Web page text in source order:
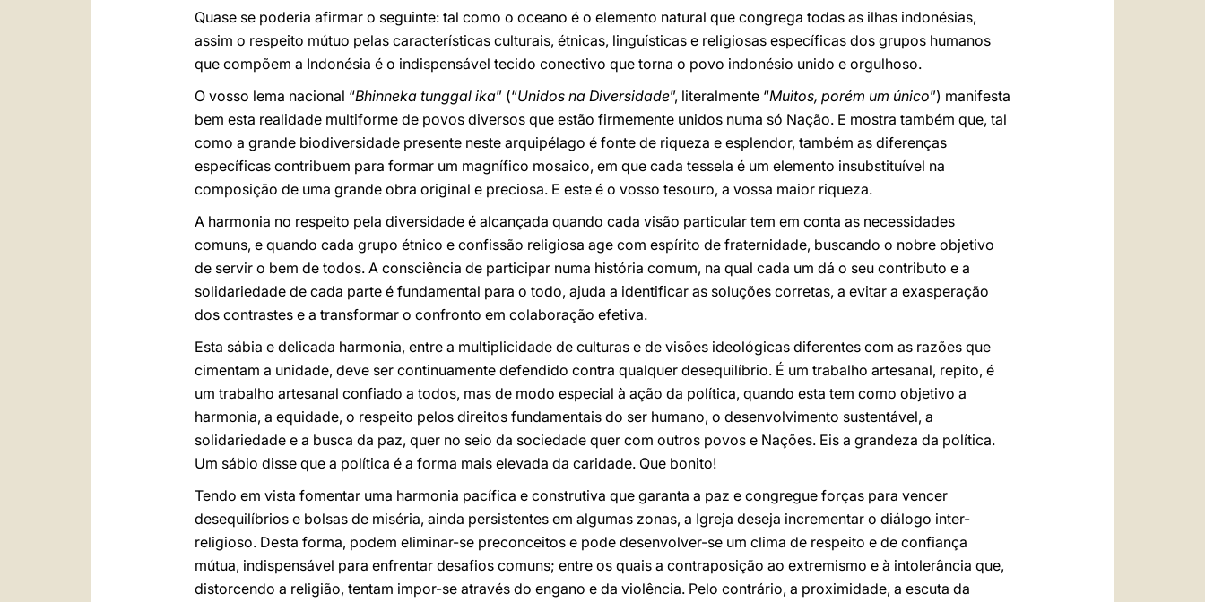
Quase se poderia afirmar o seguinte: tal como o oceano é o elemento natural que congrega todas as ilhas indonésias,
assim o respeito mútuo pelas características culturais, étnicas, linguísticas e religiosas específicas dos grupos humanos
que compõem a Indonésia é o indispensável tecido conectivo que torna o povo indonésio unido e orgulhoso.
O vosso lema nacional “Bhinneka tunggal ika” (“Unidos na Diversidade”, literalmente “Muitos, porém um único”) manifesta
bem esta realidade multiforme de povos diversos que estão firmemente unidos numa só Nação. E mostra também que, tal
como a grande biodiversidade presente neste arquipélago é fonte de riqueza e esplendor, também as diferenças
específicas contribuem para formar um magnífico mosaico, em que cada tessela é um elemento insubstituível na
composição de uma grande obra original e preciosa. E este é o vosso tesouro, a vossa maior riqueza.
A harmonia no respeito pela diversidade é alcançada quando cada visão particular tem em conta as necessidades
comuns, e quando cada grupo étnico e confissão religiosa age com espírito de fraternidade, buscando o nobre objetivo
de servir o bem de todos. A consciência de participar numa história comum, na qual cada um dá o seu contributo e a
solidariedade de cada parte é fundamental para o todo, ajuda a identificar as soluções corretas, a evitar a exasperação
dos contrastes e a transformar o confronto em colaboração efetiva.
Esta sábia e delicada harmonia, entre a multiplicidade de culturas e de visões ideológicas diferentes com as razões que
cimentam a unidade, deve ser continuamente defendido contra qualquer desequilíbrio. É um trabalho artesanal, repito, é
um trabalho artesanal confiado a todos, mas de modo especial à ação da política, quando esta tem como objetivo a
harmonia, a equidade, o respeito pelos direitos fundamentais do ser humano, o desenvolvimento sustentável, a
solidariedade e a busca da paz, quer no seio da sociedade quer com outros povos e Nações. Eis a grandeza da política.
Um sábio disse que a política é a forma mais elevada da caridade. Que bonito!
Tendo em vista fomentar uma harmonia pacífica e construtiva que garanta a paz e congregue forças para vencer
desequilíbrios e bolsas de miséria, ainda persistentes em algumas zonas, a Igreja deseja incrementar o diálogo inter-
religioso. Desta forma, podem eliminar-se preconceitos e pode desenvolver-se um clima de respeito e de confiança
mútua, indispensável para enfrentar desafios comuns; entre os quais a contraposição ao extremismo e à intolerância que,
distorcendo a religião, tentam impor-se através do engano e da violência. Pelo contrário, a proximidade, a escuta da